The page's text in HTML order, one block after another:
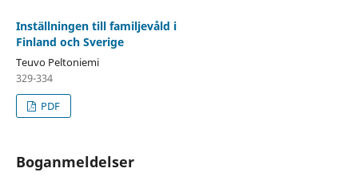
Inställningen till familjevåld i
Finland och Sverige
Teuvo Peltoniemi
329-334
PDF
Boganmeldelser